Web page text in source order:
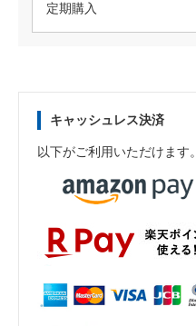
定期購入
キャッシュレス決済
以下がご利用いただけます。